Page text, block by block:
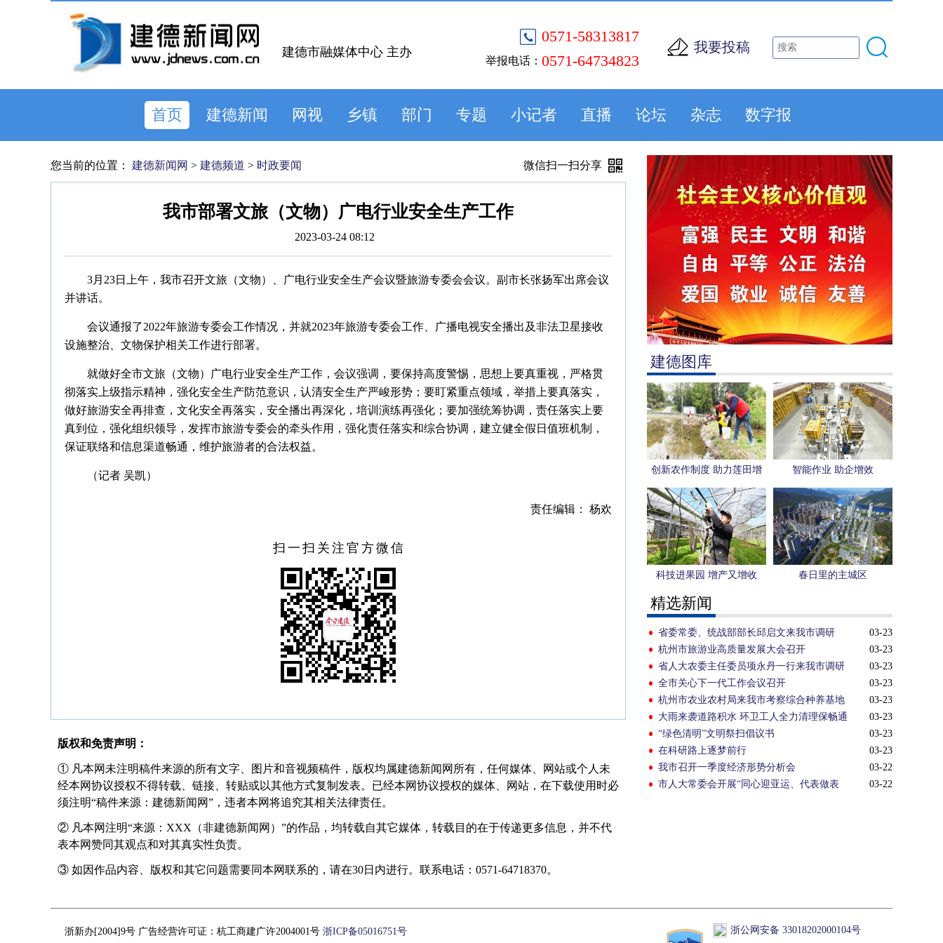
0571-58313817
举报电话： 0571-64734823
我要投稿
建德市融媒体中心 主办
首页 建德新闻 网视 乡镇 部门 专题 小记者 直播 论坛 杂志 数字报
建德图库
创新农作制度 助力莲田增
收
智能作业 助企增效
科技进果园 增产又增收 春日里的主城区
精选新闻
03-23
省委常委、统战部部长邱启文来我市调研
03-23
杭州市旅游业高质量发展大会召开
03-23
省人大农委主任委员项永丹一行来我市调研
03-23
全市关心下一代工作会议召开
03-23
杭州市农业农村局来我市考察综合种养基地
03-23
大雨来袭道路积水 环卫工人全力清理保畅通
03-23
“绿色清明”文明祭扫倡议书
03-23
在科研路上逐梦前行
03-22
我市召开一季度经济形势分析会
03-22
市人大常委会开展“同心迎亚运、代表做表
您当前的位置： 建德新闻网 > 建德频道 > 时政要闻 微信扫一扫分享
我市部署文旅（文物）广电行业安全生产工作
2023-03-24 08:12
3月23日上午，我市召开文旅（文物）、广电行业安全生产会议暨旅游专委会会议。副市长张扬军出席会议
并讲话。
会议通报了2022年旅游专委会工作情况，并就2023年旅游专委会工作、广播电视安全播出及非法卫星接收
设施整治、文物保护相关工作进行部署。
就做好全市文旅（文物）广电行业安全生产工作，会议强调，要保持高度警惕，思想上要真重视，严格贯
彻落实上级指示精神，强化安全生产防范意识，认清安全生产严峻形势；要盯紧重点领域，举措上要真落实，
做好旅游安全再排查，文化安全再落实，安全播出再深化，培训演练再强化；要加强统筹协调，责任落实上要
真到位，强化组织领导，发挥市旅游专委会的牵头作用，强化责任落实和综合协调，建立健全假日值班机制，
保证联络和信息渠道畅通，维护旅游者的合法权益。
（记者 吴凯）
责任编辑： 杨欢
扫一扫关注官方微信
版权和免责声明：
① 凡本网未注明稿件来源的所有文字、图片和音视频稿件，版权均属建德新闻网所有，任何媒体、网站或个人未
经本网协议授权不得转载、链接、转贴或以其他方式复制发表。已经本网协议授权的媒体、网站，在下载使用时必
须注明“稿件来源：建德新闻网”，违者本网将追究其相关法律责任。
② 凡本网注明“来源：XXX（非建德新闻网）”的作品，均转载自其它媒体，转载目的在于传递更多信息，并不代
表本网赞同其观点和对其真实性负责。
③ 如因作品内容、版权和其它问题需要同本网联系的，请在30日内进行。联系电话：0571-64718370。
浙公网安备 33018202000104号
浙新办[2004]9号 广告经营许可证：杭工商建广许2004001号 浙ICP备05016751号